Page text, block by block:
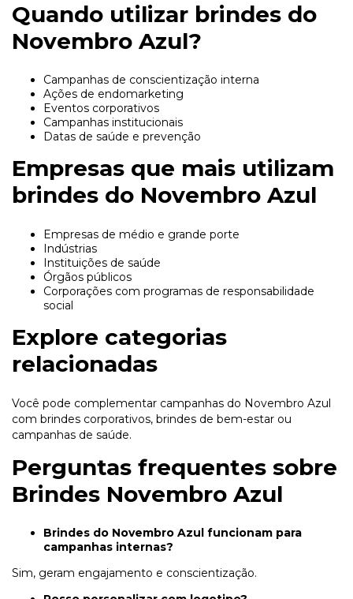
Quando utilizar brindes do
Novembro Azul?
Campanhas de conscientização interna
Ações de endomarketing
Eventos corporativos
Campanhas institucionais
Datas de saúde e prevenção
Empresas que mais utilizam
brindes do Novembro Azul
Empresas de médio e grande porte
Indústrias
Instituições de saúde
Órgãos públicos
Corporações com programas de responsabilidade
social
Explore categorias
relacionadas
Você pode complementar campanhas do Novembro Azul
com brindes corporativos, brindes de bem-estar ou
campanhas de saúde.
Perguntas frequentes sobre
Brindes Novembro Azul
Brindes do Novembro Azul funcionam para
campanhas internas?
Sim, geram engajamento e conscientização.